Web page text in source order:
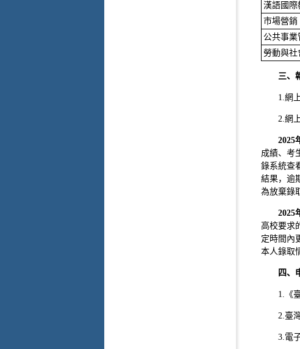
漢語國際
市場營銷
公共事業
勞動與社
三、
1.網
2.網
2025
成績、考
錄系統查
結果，逾
為放棄錄
2025
高校要求
定時間內
本人錄取
四、
1.《
2.臺
3.電